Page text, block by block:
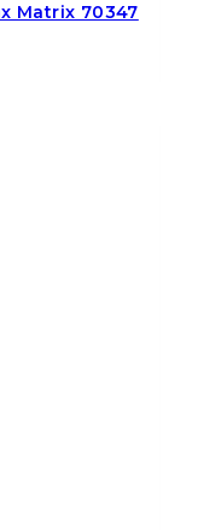
Matrix 70347